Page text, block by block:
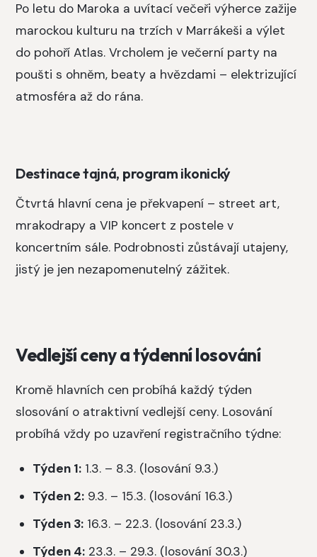
Po letu do Maroka a uvítací večeři výherce zažije
marockou kulturu na trzích v Marrákeši a výlet
do pohoří Atlas. Vrcholem je večerní party na
poušti s ohněm, beaty a hvězdami – elektrizující
atmosféra až do rána.
Destinace tajná, program ikonický
Čtvrtá hlavní cena je překvapení – street art,
mrakodrapy a VIP koncert z postele v
koncertním sále. Podrobnosti zůstávají utajeny,
jistý je jen nezapomenutelný zážitek.
Vedlejší ceny a týdenní losování
Kromě hlavních cen probíhá každý týden
slosování o atraktivní vedlejší ceny. Losování
probíhá vždy po uzavření registračního týdne:
Týden 1: 1.3. – 8.3. (losování 9.3.)
Týden 2: 9.3. – 15.3. (losování 16.3.)
Týden 3: 16.3. – 22.3. (losování 23.3.)
Týden 4: 23.3. – 29.3. (losování 30.3.)